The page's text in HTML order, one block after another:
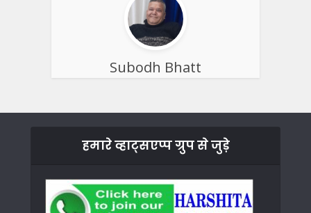
Subodh Bhatt
हमारे व्हाट्सएप्प ग्रुप से जुड़े